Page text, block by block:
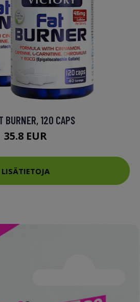
BURNER, 120 CAPS
35.8 EUR
LISÄTIETOJA